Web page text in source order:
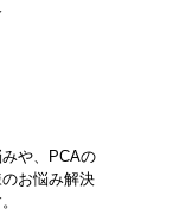
や、PCAの
お悩み解決